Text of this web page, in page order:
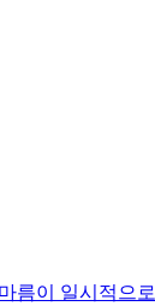
름이 일시적으